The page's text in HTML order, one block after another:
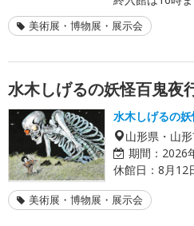
美術展・博物展・展示会
水木しげるの妖怪百鬼夜
水木しげるの
山形県・山
期間： 2026
休館日：8月12
美術展・博物展・展示会